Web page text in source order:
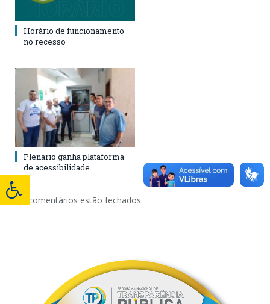
Horário de funcionamento
no recesso
Plenário ganha plataforma
de acessibilidade
Os comentários estão fechados.